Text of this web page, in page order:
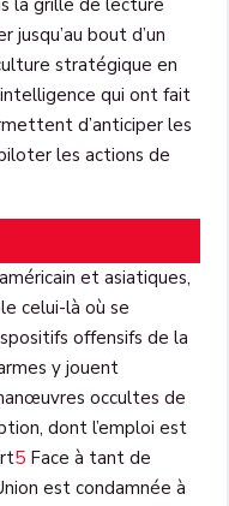
bout d’un
stratégique en
qui ont fait
d’anticiper les
les actions de
et asiatiques,
celui-là où se
offensifs de la
y jouent
occultes de
dont l’emploi est
5 Face à tant de
est condamnée à